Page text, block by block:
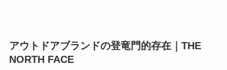
アウトドアブランドの登竜門的存在｜THE
NORTH FACE